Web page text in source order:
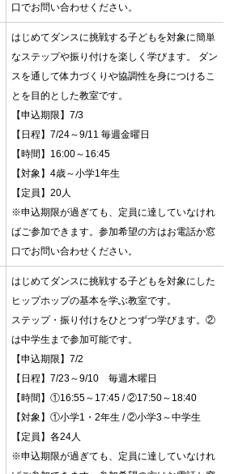
口でお問い合わせください。
はじめてダンスに挑戦する子どもを対象に簡単
なステップや振り付けを楽しく学びます。 ダン
スを通して体力づくりや協調性を身につけるこ
とを目的とした教室です。
【申込期限】7/3
【日程】7/24～9/11 毎週金曜日
【時間】16:00～16:45
【対象】4歳～小学1年生
【定員】20人
※申込期限が過ぎても、定員に達していなけれ
ばご参加できます。参加希望の方はお電話か窓
口でお問い合わせください。
はじめてダンスに挑戦する子どもを対象にした
ヒップホップの基本を学ぶ教室です。
ステップ・振り付けをひとつずつ学びます。②
は中学生まで参加可能です。
【申込期限】7/2
【日程】7/23～9/10 毎週木曜日
【時間】①16:55～17:45 / ②17:50～18:40
【対象】①小学1・2年生 / ②小学3～中学生
【定員】各24人
※申込期限が過ぎても、定員に達していなけれ